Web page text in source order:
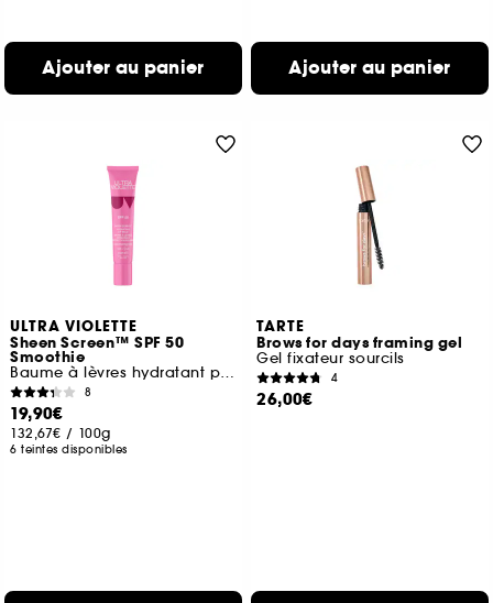
Ajouter au panier Ajouter au panier
ULTRA VIOLETTE
Sheen Screen™ SPF 50
Smoothie
Baume à lèvres hydratant protection solaire
8
19,90€
132,67€ / 100g
6 teintes disponibles
TARTE
Brows for days framing gel
Gel fixateur sourcils
4
26,00€